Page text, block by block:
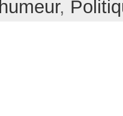
humeur,